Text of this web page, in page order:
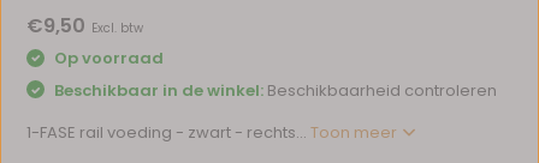
€9,50 Excl. btw
Op voorraad
Beschikbaar in de winkel: Beschikbaarheid controleren
1-FASE rail voeding - zwart - rechts...Toon meer